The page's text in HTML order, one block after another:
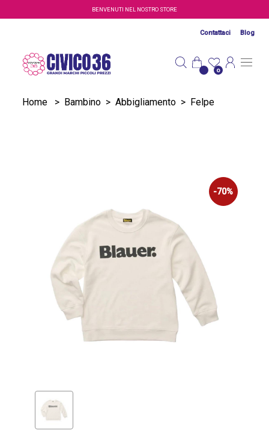
Salta al contenuto principaleBENVENUTI NEL NOSTRO STORE
Contattaci Blog
0
Home > Bambino > Abbigliamento > Felpe
-70%